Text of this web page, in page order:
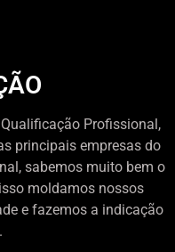
Profissional,
principais empresas do
sabemos muito bem o
moldamos nossos
e fazemos a indicação